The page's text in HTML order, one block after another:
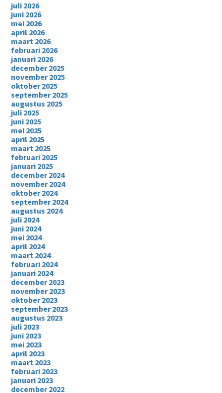
juli 2026
juni 2026
mei 2026
april 2026
maart 2026
februari 2026
januari 2026
december 2025
november 2025
oktober 2025
september 2025
augustus 2025
juli 2025
juni 2025
mei 2025
april 2025
maart 2025
februari 2025
januari 2025
december 2024
november 2024
oktober 2024
september 2024
augustus 2024
juli 2024
juni 2024
mei 2024
april 2024
maart 2024
februari 2024
januari 2024
december 2023
november 2023
oktober 2023
september 2023
augustus 2023
juli 2023
juni 2023
mei 2023
april 2023
maart 2023
februari 2023
januari 2023
december 2022